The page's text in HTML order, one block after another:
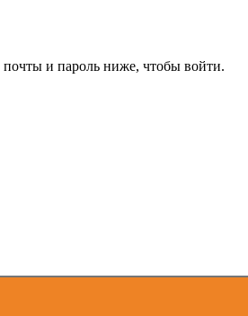
почты и пароль ниже, чтобы войти.